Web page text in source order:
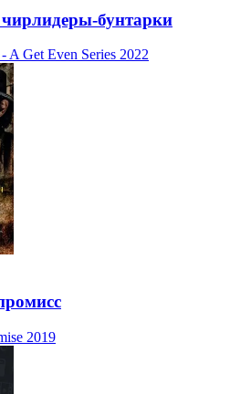
бунтарки
A Get Even Series 2022
2019